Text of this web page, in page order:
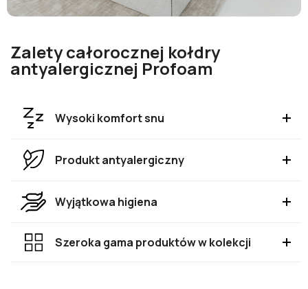
Zalety całorocznej kołdry
antyalergicznej Profoam
Wysoki komfort snu
Produkt antyalergiczny
Wyjątkowa higiena
Szeroka gama produktów w kolekcji